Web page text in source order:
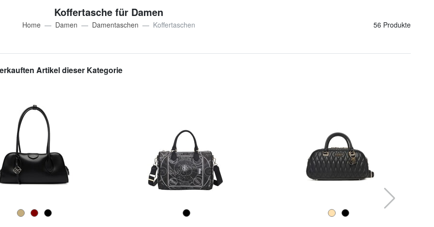
Koffertasche für Damen
Home Damen Damentaschen Koffertaschen 56 Produkte
Artikel dieser Kategorie